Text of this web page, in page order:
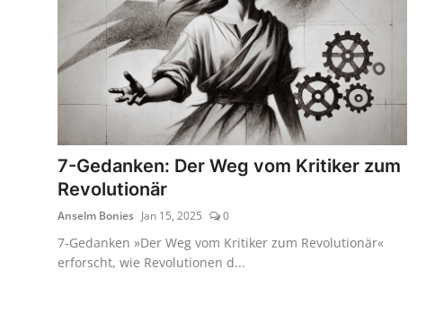
7-Gedanken: Der Weg vom Kritiker zum
Revolutionär
Anselm Bonies Jan 15, 2025 0
7-Gedanken »Der Weg vom Kritiker zum Revolutionär«
erforscht, wie Revolutionen d...